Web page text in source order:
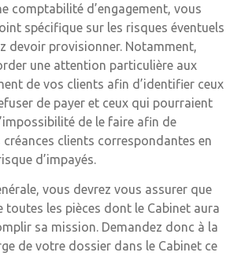
comptabilité d’engagement, vous
spécifique sur les risques éventuels
devoir provisionner. Notamment,
une attention particulière aux
de vos clients afin d’identifier ceux
de payer et ceux qui pourraient
de le faire afin de
clients correspondantes en
d’impayés.
vous devrez vous assurer que
toutes les pièces dont le Cabinet aura
sa mission. Demandez donc à la
de votre dossier dans le Cabinet ce